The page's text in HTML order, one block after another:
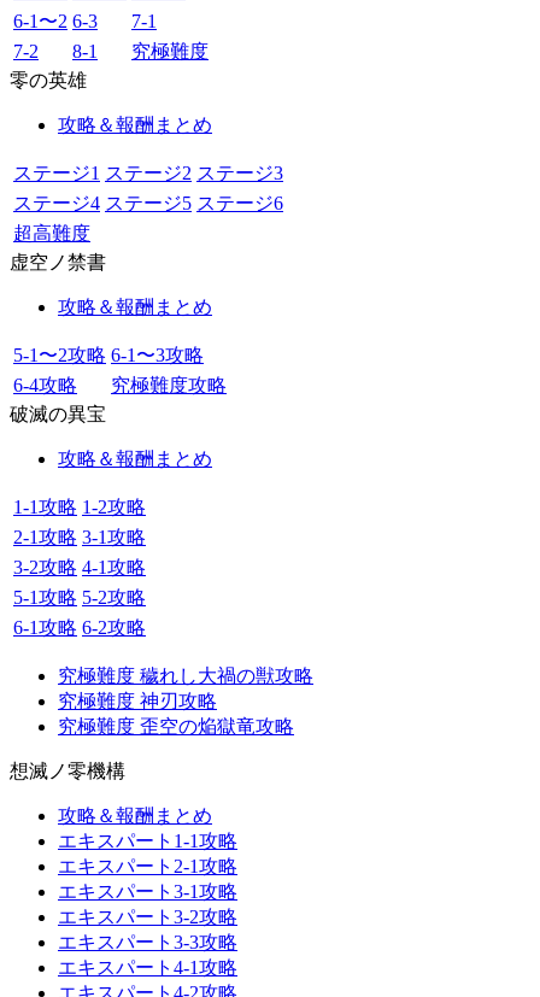
6-1〜2 6-3
7-1
7-2
8-1
究極難度
零の英雄
攻略＆報酬まとめ
ステージ1 ステージ2 ステージ3
ステージ4 ステージ5 ステージ6
超高難度
虚空ノ禁書
攻略＆報酬まとめ
5-1〜2攻略 6-1〜3攻略
6-4攻略
究極難度攻略
破滅の異宝
攻略＆報酬まとめ
1-1攻略 1-2攻略
2-1攻略 3-1攻略
3-2攻略 4-1攻略
5-1攻略 5-2攻略
6-1攻略 6-2攻略
究極難度 穢れし大禍の獣攻略
究極難度 神刃攻略
究極難度 歪空の焔獄竜攻略
想滅ノ零機構
攻略＆報酬まとめ
エキスパート1-1攻略
エキスパート2-1攻略
エキスパート3-1攻略
エキスパート3-2攻略
エキスパート3-3攻略
エキスパート4-1攻略
エキスパート4-2攻略